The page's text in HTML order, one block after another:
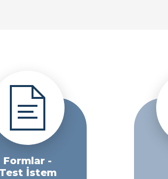
Formlar -
İstem